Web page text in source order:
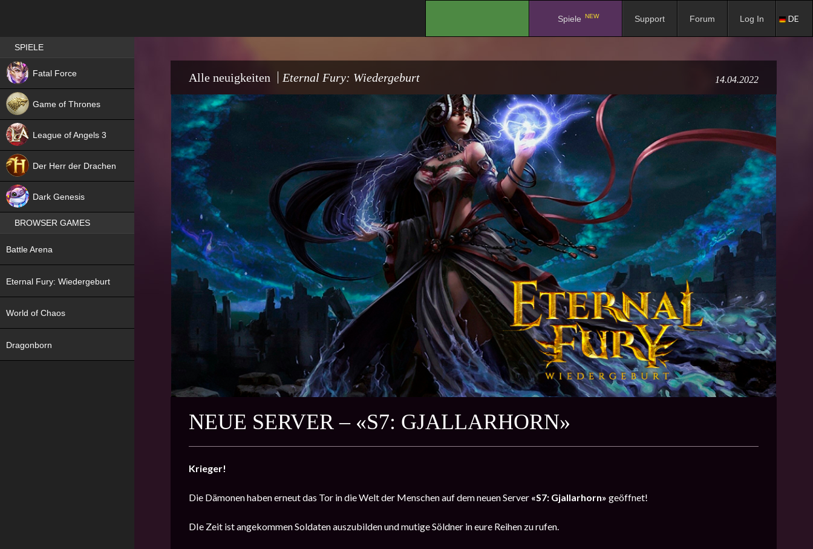
Spiele NEW Support Forum Log In DE
Alle neuigkeiten Eternal Fury: Wiedergeburt 14.04.2022
NEUE SERVER – «S7: GJALLARHORN»
Krieger!
Die Dämonen haben erneut das Tor in die Welt der Menschen auf dem neuen Server «S7: Gjallarhorn» geöffnet!
DIe Zeit ist angekommen Soldaten auszubilden und mutige Söldner in eure Reihen zu rufen.
Best RPG games in Germany
SPIELE
Fatal Force
Game of Thrones
League of Angels 3
Der Herr der Drachen
Dark Genesis
BROWSER GAMES
Battle Arena
Eternal Fury: Wiedergeburt
World of Chaos
Dragonborn